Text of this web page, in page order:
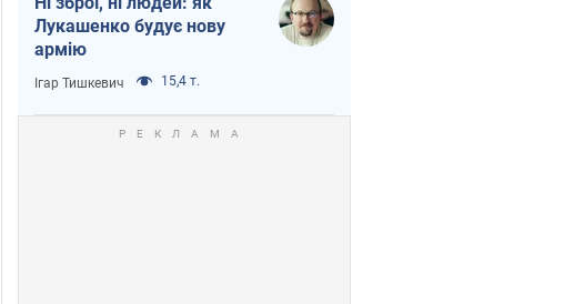
Лукашенко будує нову
армію
Ігар Тишкевич 15,4 т.